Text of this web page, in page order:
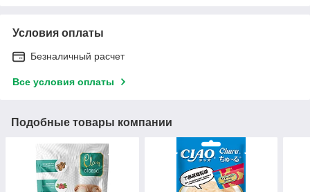
Условия оплаты
Безналичный расчет
Все условия оплаты
Подобные товары компании